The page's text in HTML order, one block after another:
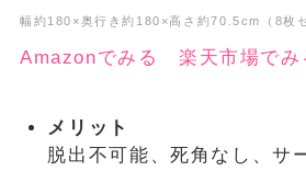
幅約180×奥行き約180×高さ約70.5cm（8枚
Amazonでみる 楽天市場でみ
メリット
脱出不可能、死角なし、サ